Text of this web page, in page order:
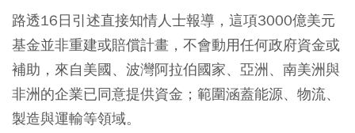
路透16日引述直接知情人士報導，這項3000億美元
基金並非重建或賠償計畫，不會動用任何政府資金或
補助，來自美國、波灣阿拉伯國家、亞洲、南美洲與
非洲的企業已同意提供資金；範圍涵蓋能源、物流、
製造與運輸等領域。